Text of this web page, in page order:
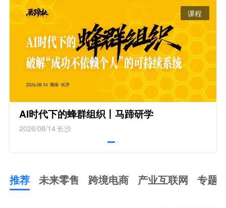
课程
AI时代下的蜂群组织丨马蹄研学
2026/08/14长沙
推荐 未来零售 跨境电商 产业互联网 专题